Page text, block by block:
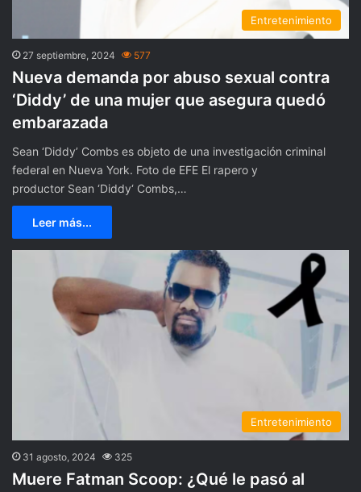
Entretenimiento
27 septiembre, 2024 577
Nueva demanda por abuso sexual contra
‘Diddy’ de una mujer que asegura quedó
embarazada
Sean ‘Diddy’ Combs es objeto de una investigación criminal
federal en Nueva York. Foto de EFE El rapero y
productor Sean ‘Diddy‘ Combs,…
Leer más...
Entretenimiento
31 agosto, 2024 325
Muere Fatman Scoop: ¿Qué le pasó al